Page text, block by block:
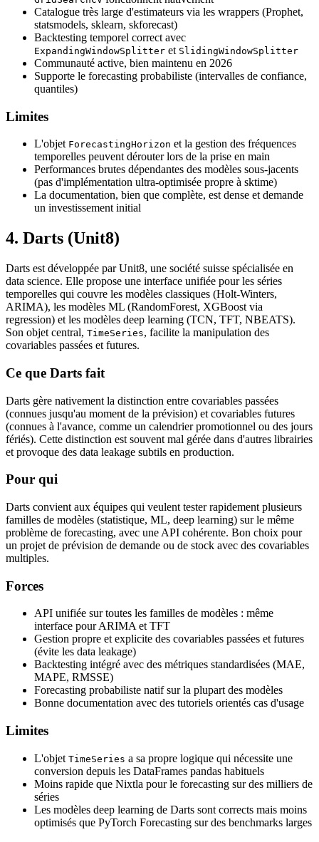
Catalogue très large d'estimateurs via les wrappers (Prophet,
statsmodels, sklearn, skforecast)
Backtesting temporel correct avec
ExpandingWindowSplitter et SlidingWindowSplitter
Communauté active, bien maintenu en 2026
Supporte le forecasting probabiliste (intervalles de confiance,
quantiles)
Limites
L'objet ForecastingHorizon et la gestion des fréquences
temporelles peuvent dérouter lors de la prise en main
Performances brutes dépendantes des modèles sous-jacents
(pas d'implémentation ultra-optimisée propre à sktime)
La documentation, bien que complète, est dense et demande
un investissement initial
4. Darts (Unit8)
Darts est développée par Unit8, une société suisse spécialisée en
data science. Elle propose une interface unifiée pour les séries
temporelles qui couvre les modèles classiques (Holt-Winters,
ARIMA), les modèles ML (RandomForest, XGBoost via
regression) et les modèles deep learning (TCN, TFT, NBEATS).
Son objet central, TimeSeries, facilite la manipulation des
covariables passées et futures.
Ce que Darts fait
Darts gère nativement la distinction entre covariables passées
(connues jusqu'au moment de la prévision) et covariables futures
(connues à l'avance, comme un calendrier promotionnel ou des jours
fériés). Cette distinction est souvent mal gérée dans d'autres librairies
et provoque des data leakage subtils en production.
Pour qui
Darts convient aux équipes qui veulent tester rapidement plusieurs
familles de modèles (statistique, ML, deep learning) sur le même
problème de forecasting, avec une API cohérente. Bon choix pour
un projet de prévision de demande ou de stock avec des covariables
multiples.
Forces
API unifiée sur toutes les familles de modèles : même
interface pour ARIMA et TFT
Gestion propre et explicite des covariables passées et futures
(évite les data leakage)
Backtesting intégré avec des métriques standardisées (MAE,
MAPE, RMSSE)
Forecasting probabiliste natif sur la plupart des modèles
Bonne documentation avec des tutoriels orientés cas d'usage
Limites
L'objet TimeSeries a sa propre logique qui nécessite une
conversion depuis les DataFrames pandas habituels
Moins rapide que Nixtla pour le forecasting sur des milliers de
séries
Les modèles deep learning de Darts sont corrects mais moins
optimisés que PyTorch Forecasting sur des benchmarks larges